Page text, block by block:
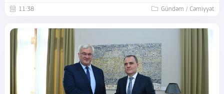
11:38 Gündəm / Cəmiyyət